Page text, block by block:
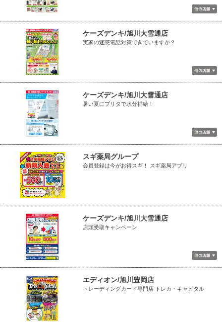
ケーズデンキ/旭川大雪通店
実家の迷惑電話対策できていますか？
ケーズデンキ/旭川大雪通店
暑い夏にブリタで水分補給！
スギ薬局グループ
会員登録は今がお得スギ！ スギ薬局アプリ
ケーズデンキ/旭川大雪通店
店頭受取キャンペーン
エディオン/旭川豊岡店
トレーディングカード専門店 トレカ・キャピタル